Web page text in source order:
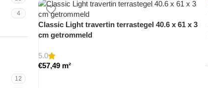
4
12
Classic Light travertin terrastegel 40.6 x 61 x 3
cm getrommeld
5.0
€57,49 m²